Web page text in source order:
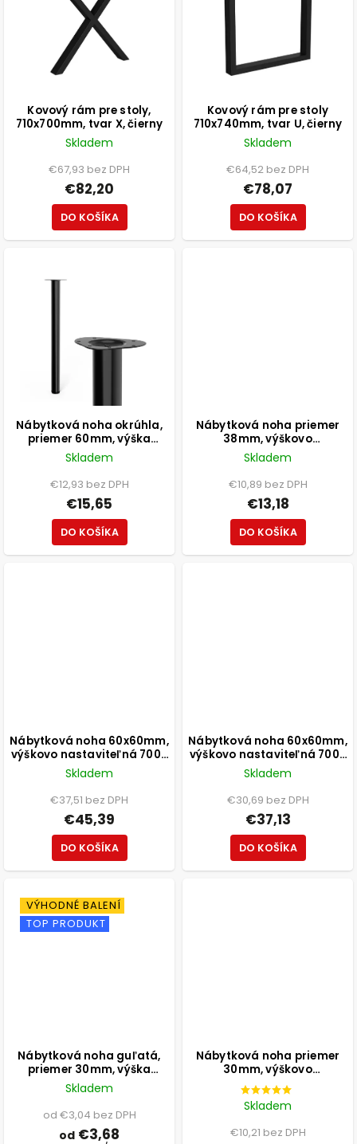
Kovový rám pre stoly,
710x700mm, tvar X, čierny
Skladem
€67,93 bez DPH
€82,20
DO KOŠÍKA
Kovový rám pre stoly
710x740mm, tvar U, čierny
Skladem
€64,52 bez DPH
€78,07
DO KOŠÍKA
Nábytková noha okrúhla,
priemer 60mm, výška
800mm, čierna
Skladem
€12,93 bez DPH
€15,65
DO KOŠÍKA
Nábytková noha priemer
38mm, výškovo
nastaviteľná 150-165mm,
250kg, brúsený nikel
Skladem
€10,89 bez DPH
€13,18
DO KOŠÍKA
Nábytková noha 60x60mm,
výškovo nastaviteľná 700-
1100mm, chróm
Skladem
€37,51 bez DPH
€45,39
DO KOŠÍKA
Nábytková noha 60x60mm,
výškovo nastaviteľná 700-
1100mm, čierna
Skladem
€30,69 bez DPH
€37,13
DO KOŠÍKA
VÝHODNÉ BALENÍ
TOP PRODUKT
Nábytková noha guľatá,
priemer 30mm, výška
100mm, biela
Skladem
od €3,04 bez DPH
od €3,68
Nábytková noha priemer
30mm, výškovo
nastaviteľná 300-500mm,
chróm
Skladem
€10,21 bez DPH